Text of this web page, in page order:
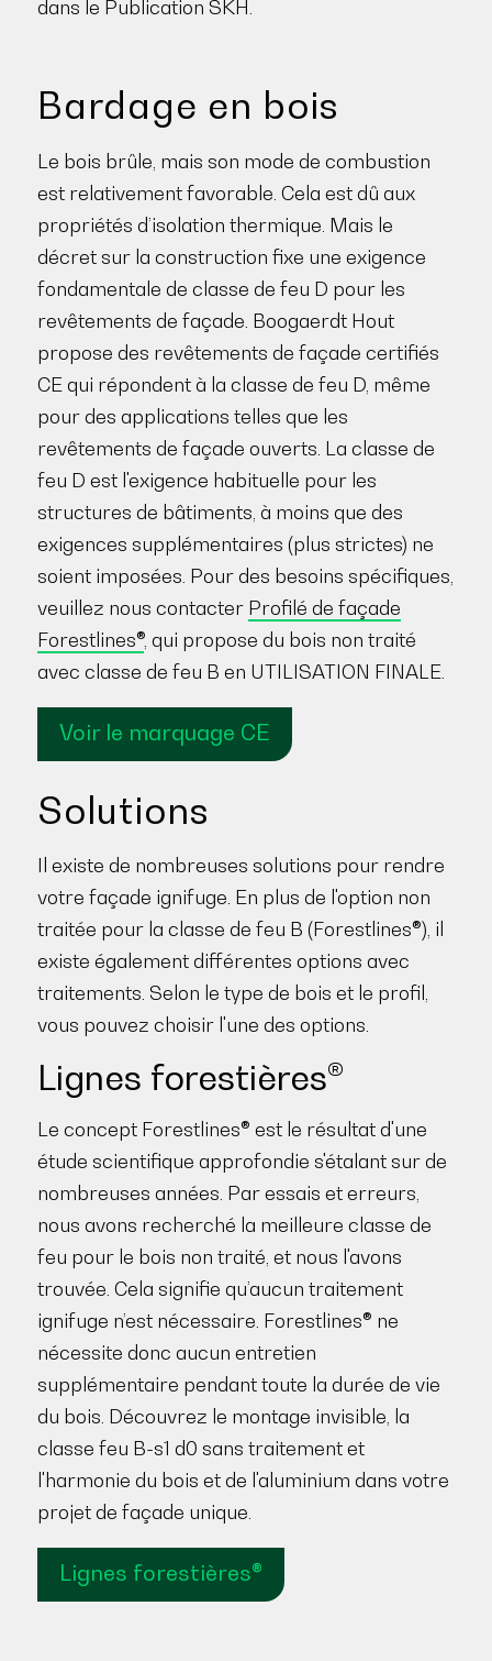
dans le Publication SKH.
Bardage en bois
Le bois brûle, mais son mode de combustion
est relativement favorable. Cela est dû aux
propriétés d’isolation thermique. Mais le
décret sur la construction fixe une exigence
fondamentale de classe de feu D pour les
revêtements de façade. Boogaerdt Hout
propose des revêtements de façade certifiés
CE qui répondent à la classe de feu D, même
pour des applications telles que les
revêtements de façade ouverts. La classe de
feu D est l'exigence habituelle pour les
structures de bâtiments, à moins que des
exigences supplémentaires (plus strictes) ne
soient imposées. Pour des besoins spécifiques,
veuillez nous contacter Profilé de façade
Forestlines®, qui propose du bois non traité
avec classe de feu B en UTILISATION FINALE.
Voir le marquage CE
Solutions
Il existe de nombreuses solutions pour rendre
votre façade ignifuge. En plus de l'option non
traitée pour la classe de feu B (Forestlines®), il
existe également différentes options avec
traitements. Selon le type de bois et le profil,
vous pouvez choisir l'une des options.
Lignes forestières®
Le concept Forestlines® est le résultat d'une
étude scientifique approfondie s'étalant sur de
nombreuses années. Par essais et erreurs,
nous avons recherché la meilleure classe de
feu pour le bois non traité, et nous l'avons
trouvée. Cela signifie qu’aucun traitement
ignifuge n’est nécessaire. Forestlines® ne
nécessite donc aucun entretien
supplémentaire pendant toute la durée de vie
du bois. Découvrez le montage invisible, la
classe feu B-s1 d0 sans traitement et
l'harmonie du bois et de l'aluminium dans votre
projet de façade unique.
Lignes forestières®